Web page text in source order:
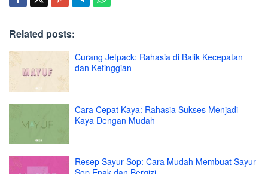
Related posts:
Curang Jetpack: Rahasia di Balik Kecepatan
dan Ketinggian
Cara Cepat Kaya: Rahasia Sukses Menjadi
Kaya Dengan Mudah
Resep Sayur Sop: Cara Mudah Membuat Sayur